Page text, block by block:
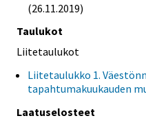
(26.11.2019)
Taulukot
Liitetaulukot
Liitetaulukko 1.
tapahtumakuukauden
Laatuselosteet